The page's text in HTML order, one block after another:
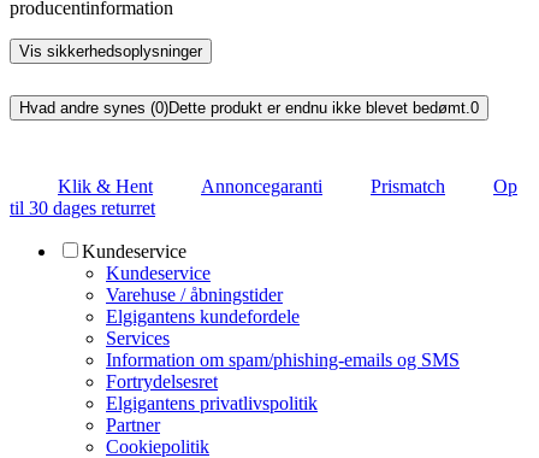
producentinformation
Vis sikkerhedsoplysninger
Hvad andre synes (0)Dette produkt er endnu ikke blevet bedømt. 0
Klik & Hent Annoncegaranti Prismatch
Op
til 30 dages returret
Kundeservice
Kundeservice
Varehuse / åbningstider
Elgigantens kundefordele
Services
Information om spam/phishing-emails og SMS
Fortrydelsesret
Elgigantens privatlivspolitik
Partner
Cookiepolitik